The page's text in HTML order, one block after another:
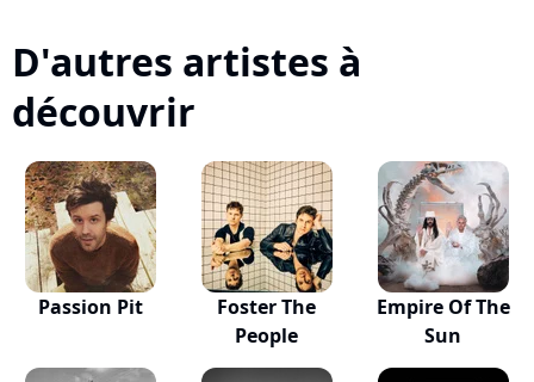
D'autres artistes à
découvrir
Passion Pit
Foster The
People
Empire Of The
Sun